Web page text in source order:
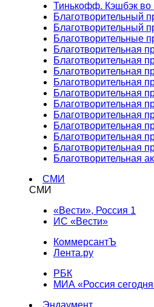
Тинькофф. Кэшбэк во
Благотворительный
Благотворительный
Благотворительные
Благотворительная
Благотворительная
Благотворительная
Благотворительная
Благотворительная
Благотворительная
Благотворительная
Благотворительная
Благотворительная
Благотворительная
Благотворительная
СМИ
СМИ
«Вести», Россия 1
ИС «Вести»
КоммерсантЪ
Лента.ру
РБК
МИА «Россия
Эндаумент